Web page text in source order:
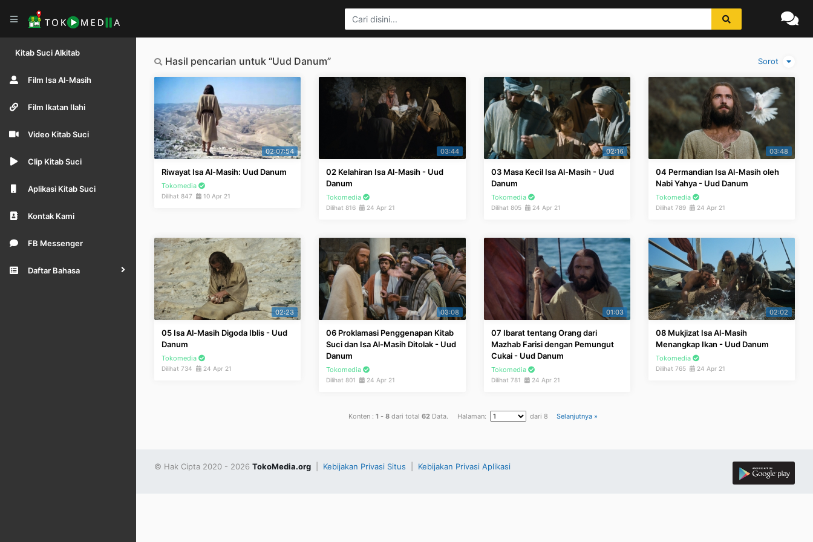
Kitab Suci Alkitab
Film Isa Al-Masih
Film Ikatan Ilahi
Video Kitab Suci
Clip Kitab Suci
Aplikasi Kitab Suci
Kontak Kami
FB Messenger
Daftar Bahasa
Sorot
Hasil pencarian untuk “Uud Danum”
02:07:54
Riwayat Isa Al-Masih: Uud Danum
Tokomedia
Dilihat 847 10 Apr 21
03:44
02 Kelahiran Isa Al-Masih - Uud
Danum
Tokomedia
Dilihat 816 24 Apr 21
02:16
03 Masa Kecil Isa Al-Masih - Uud
Danum
Tokomedia
Dilihat 805 24 Apr 21
03:48
04 Permandian Isa Al-Masih oleh
Nabi Yahya - Uud Danum
Tokomedia
Dilihat 789 24 Apr 21
02:23
05 Isa Al-Masih Digoda Iblis - Uud
Danum
Tokomedia
Dilihat 734 24 Apr 21
03:08
06 Proklamasi Penggenapan Kitab
Suci dan Isa Al-Masih Ditolak - Uud
Danum
Tokomedia
Dilihat 801 24 Apr 21
01:03
07 Ibarat tentang Orang dari
Mazhab Farisi dengan Pemungut
Cukai - Uud Danum
Tokomedia
Dilihat 781 24 Apr 21
02:02
08 Mukjizat Isa Al-Masih
Menangkap Ikan - Uud Danum
Tokomedia
Dilihat 765 24 Apr 21
Konten : 1 - 8 dari total 62 Data. Halaman: dari 8 Selanjutnya »
© Hak Cipta 2020 - 2026 TokoMedia.org Kebijakan Privasi Situs Kebijakan Privasi Aplikasi